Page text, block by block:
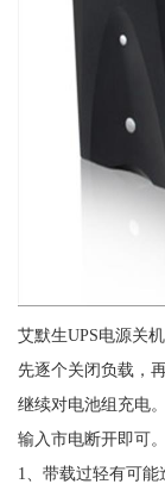
艾默生UPS电源关
先逐个关闭负载，
继续对电池组充电
输入市电断开即可。
1、带载过轻有可能